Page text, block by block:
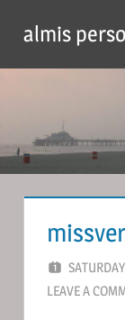
content
almis
LEAVE A